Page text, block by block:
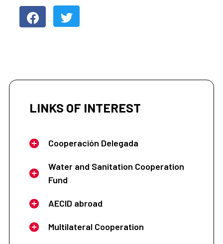
LINKS OF INTEREST
Cooperación Delegada
Water and Sanitation Cooperation
Fund
AECID abroad
Multilateral Cooperation